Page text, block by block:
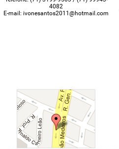
4082
E-mail: ivonesantos2011@hotmail.com